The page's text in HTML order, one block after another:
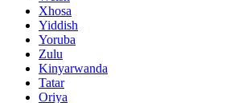
Xhosa
Yiddish
Yoruba
Zulu
Kinyarwanda
Tatar
Oriya